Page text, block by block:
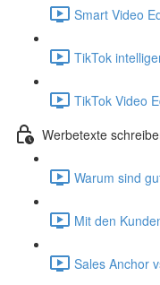
Smart Video
TikTok
TikTok Video
Werbetexte
Warum sind
Mit den
Sales Anchor